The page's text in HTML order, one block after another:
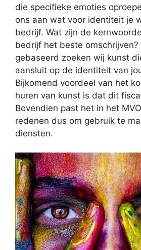
die specifieke emoties
ons aan wat voor identiteit je
bedrijf. Wat zijn de
bedrijf het beste omschrijven?
gebaseerd zoeken wij kunst
aansluit op de identiteit van
Bijkomend voordeel van het
huren van kunst is dat dit
Bovendien past het in het
redenen dus om gebruik te
diensten.